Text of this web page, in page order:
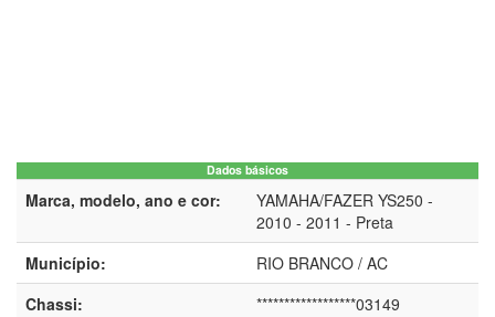
Dados básicos
Marca, modelo, ano e cor:
YAMAHA/FAZER YS250 -
2010 - 2011 - Preta
Município:
RIO BRANCO / AC
Chassi:
******************03149